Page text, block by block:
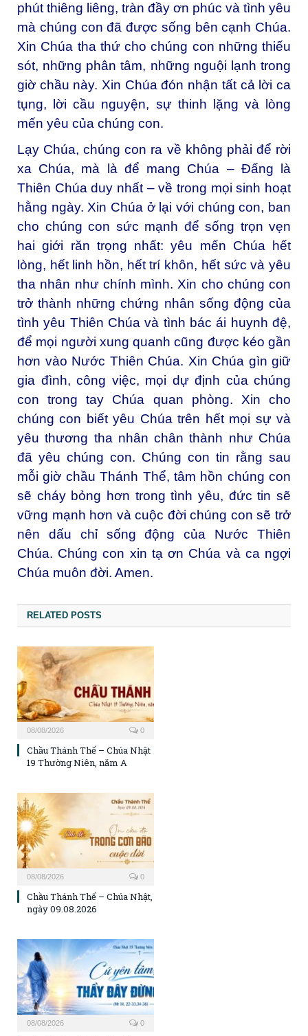
phút thiêng liêng, tràn đầy ơn phúc và tình yêu
mà chúng con đã được sống bên cạnh Chúa.
Xin Chúa tha thứ cho chúng con những thiếu
sót, những phân tâm, những nguội lạnh trong
giờ chầu này. Xin Chúa đón nhận tất cả lời ca
tụng, lời cầu nguyện, sự thinh lặng và lòng
mến yêu của chúng con.
Lạy Chúa, chúng con ra về không phải để rời
xa Chúa, mà là để mang Chúa – Đấng là
Thiên Chúa duy nhất – về trong mọi sinh hoạt
hằng ngày. Xin Chúa ở lại với chúng con, ban
cho chúng con sức mạnh để sống trọn vẹn
hai giới răn trọng nhất: yêu mến Chúa hết
lòng, hết linh hồn, hết trí khôn, hết sức và yêu
tha nhân như chính mình. Xin cho chúng con
trở thành những chứng nhân sống động của
tình yêu Thiên Chúa và tình bác ái huynh đệ,
để mọi người xung quanh cũng được kéo gần
hơn vào Nước Thiên Chúa. Xin Chúa gìn giữ
gia đình, công việc, mọi dự định của chúng
con trong tay Chúa quan phòng. Xin cho
chúng con biết yêu Chúa trên hết mọi sự và
yêu thương tha nhân chân thành như Chúa
đã yêu chúng con. Chúng con tin rằng sau
mỗi giờ chầu Thánh Thể, tâm hồn chúng con
sẽ cháy bỏng hơn trong tình yêu, đức tin sẽ
vững mạnh hơn và cuộc đời chúng con sẽ trở
nên dấu chỉ sống động của Nước Thiên
Chúa. Chúng con xin tạ ơn Chúa và ca ngợi
Chúa muôn đời. Amen.
RELATED POSTS
08/08/2026 0
Chầu Thánh Thể – Chúa Nhật
19 Thường Niên, năm A
08/08/2026 0
Chầu Thánh Thể – Chúa Nhật,
ngày 09.08.2026
08/08/2026 0